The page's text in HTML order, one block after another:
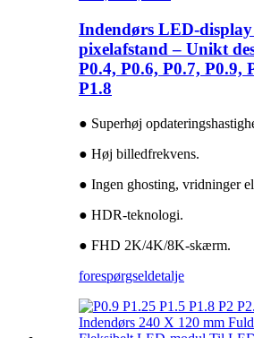
Indendørs LED-
pixelafstand – Unikt
P0.4, P0.6, P0.7, P0.9,
P1.8
● Superhøj
● Høj billedfrekvens.
● Ingen ghosting, vridninger
● HDR-teknologi.
● FHD 2K/4K/8K-skærm.
forespørgseldetalje